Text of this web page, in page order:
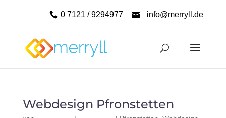
0 7121 / 9294977 info@merryll.de
Webdesign Pfronstetten